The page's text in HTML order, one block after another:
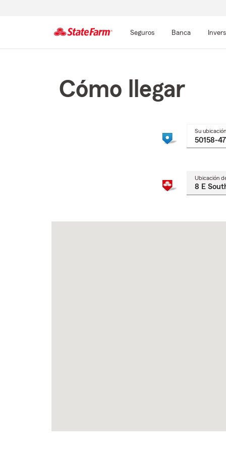
Seguros Banca
Cómo llegar
Su ubicación
Ubicación